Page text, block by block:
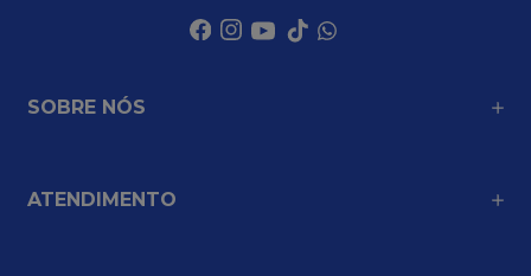
SOBRE NÓS
ATENDIMENTO